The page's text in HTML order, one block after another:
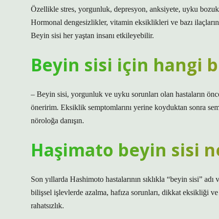
Özellikle stres, yorgunluk, depresyon, anksiyete, uyku
Hormonal dengesizlikler, vitamin eksiklikleri ve bazı
Beyin sisi her yaştan insanı etkileyebilir.
Beyin sisi için hangi
– Beyin sisi, yorgunluk ve uyku sorunları olan hastaların
öneririm. Eksiklik semptomlarını yerine koyduktan sonra
nöroloğa danışın.
Haşimato beyin sisi
Son yıllarda Hashimoto hastalarının sıklıkla “beyin sisi”
bilişsel işlevlerde azalma, hafıza sorunları, dikkat eksikliği
rahatsızlık.